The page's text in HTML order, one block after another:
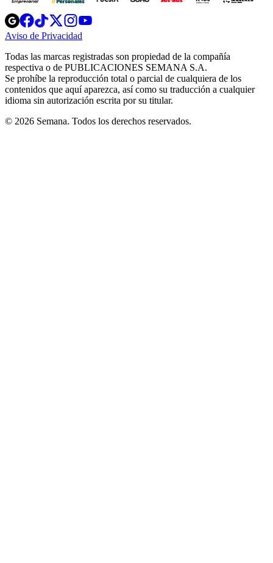
Opens
in
new
Opens
in
new
Opens
in
new
window
Opens
new
windowwindow
Aviso de Privacidad
new
window
Todas las marcas registradas son propiedad de la compañía
respectiva o de PUBLICACIONES SEMANA S.A.
Se prohíbe la reproducción total o parcial de cualquiera de los
contenidos que aquí aparezca, así como su traducción a cualquier
idioma sin autorización escrita por su titular.
© 2026 Semana. Todos los derechos reservados.